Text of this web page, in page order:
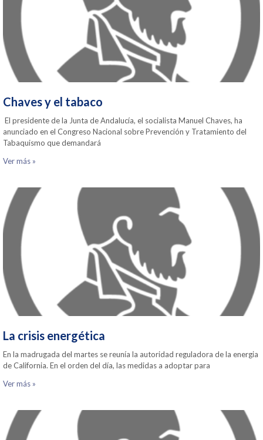
Chaves y el tabaco
El presidente de la Junta de Andalucía, el socialista Manuel Chaves, ha
anunciado en el Congreso Nacional sobre Prevención y Tratamiento del
Tabaquismo que demandará
Ver más »
La crisis energética
En la madrugada del martes se reunía la autoridad reguladora de la energia
de California. En el orden del día, las medidas a adoptar para
Ver más »